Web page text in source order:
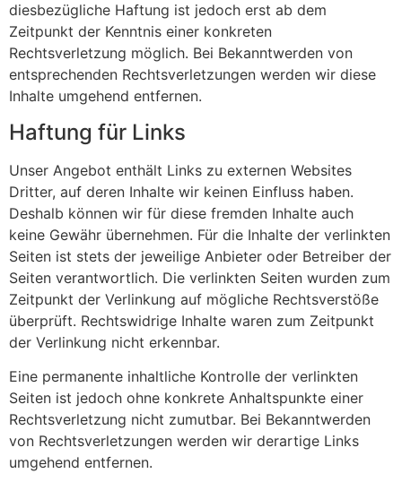
diesbezügliche Haftung ist jedoch erst ab dem
Zeitpunkt der Kenntnis einer konkreten
Rechtsverletzung möglich. Bei Bekanntwerden von
entsprechenden Rechtsverletzungen werden wir diese
Inhalte umgehend entfernen.
Haftung für Links
Unser Angebot enthält Links zu externen Websites
Dritter, auf deren Inhalte wir keinen Einfluss haben.
Deshalb können wir für diese fremden Inhalte auch
keine Gewähr übernehmen. Für die Inhalte der verlinkten
Seiten ist stets der jeweilige Anbieter oder Betreiber der
Seiten verantwortlich. Die verlinkten Seiten wurden zum
Zeitpunkt der Verlinkung auf mögliche Rechtsverstöße
überprüft. Rechtswidrige Inhalte waren zum Zeitpunkt
der Verlinkung nicht erkennbar.
Eine permanente inhaltliche Kontrolle der verlinkten
Seiten ist jedoch ohne konkrete Anhaltspunkte einer
Rechtsverletzung nicht zumutbar. Bei Bekanntwerden
von Rechtsverletzungen werden wir derartige Links
umgehend entfernen.